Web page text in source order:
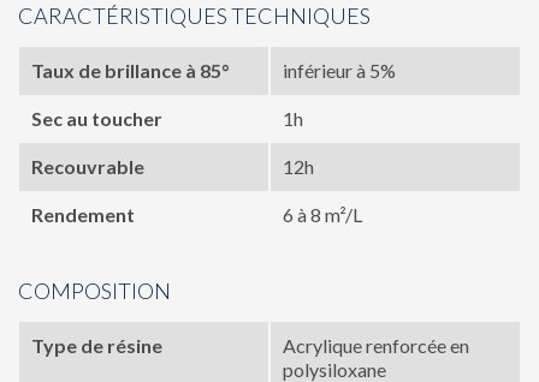
CARACTÉRISTIQUES TECHNIQUES
Taux de brillance à 85° inférieur à 5%
Sec au toucher 1h
Recouvrable 12h
Rendement 6 à 8 m²/L
COMPOSITION
Type de résine
Acrylique renforcée en
polysiloxane